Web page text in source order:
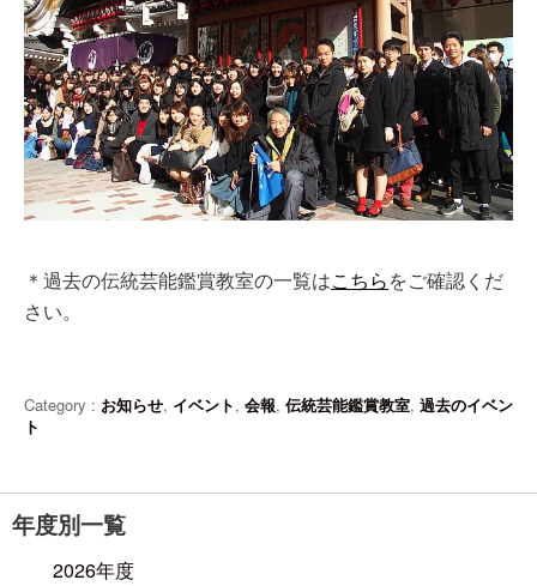
＊過去の伝統芸能鑑賞教室の一覧はこちらをご確認くだ
さい。
Category : お知らせ, イベント, 会報, 伝統芸能鑑賞教室, 過去のイベン
ト
年度別一覧
2026年度